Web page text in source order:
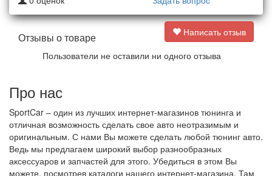
Отзывы о товаре
Написать отзыв
Пользователи не оставили ни одного отзыва
Про нас
SportCar – один из лучших интернет-магазинов тюнинга и
отличная возможность сделать свое авто неотразимым и
оригинальным. С нами Вы можете сделать любой тюнинг авто.
Ведь мы предлагаем широкий выбор разнообразных
аксессуаров и запчастей для этого. Убедиться в этом Вы
можете, посмотрев каталоги нашего интернет-магазина. Там